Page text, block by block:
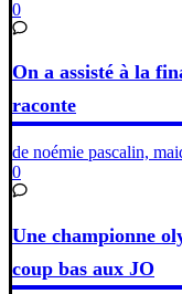
0
On a assisté à la
raconte
de noémie pascalin,
0
Une championne
coup bas aux JO